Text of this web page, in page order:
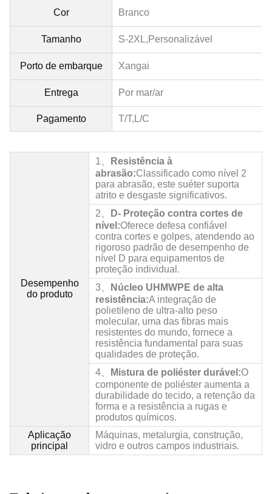
Cor Branco
Tamanho S-2XL, Personalizável
Porto de embarque Xangai
Entrega Por mar/ar
Pagamento T/T,L/C
Desempenho
do produto
1、
Resistência à
abrasão:Classificado como nível 2
para abrasão, este suéter suporta
atrito e desgaste significativos.
2、
D- Proteção contra cortes de
nível:Oferece defesa confiável
contra cortes e golpes, atendendo ao
rigoroso padrão de desempenho de
nível D para equipamentos de
proteção individual.
3、
Núcleo UHMWPE de alta
resistência:A integração de
polietileno de ultra-alto peso
molecular, uma das fibras mais
resistentes do mundo, fornece a
resistência fundamental para suas
qualidades de proteção.
4、
Mistura de poliéster durável:O
componente de poliéster aumenta a
durabilidade do tecido, a retenção da
forma e a resistência a rugas e
produtos químicos.
Aplicação
principal
Máquinas, metalurgia, construção,
vidro e outros campos industriais.